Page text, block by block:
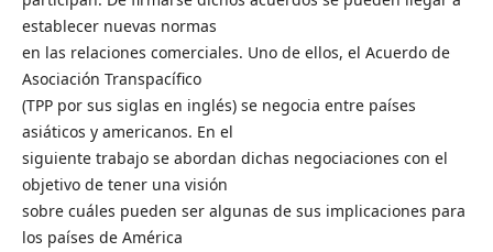
establecer nuevas normas
en las relaciones comerciales. Uno de ellos, el Acuerdo de
Asociación Transpacífico
(TPP por sus siglas en inglés) se negocia entre países
asiáticos y americanos. En el
siguiente trabajo se abordan dichas negociaciones con el
objetivo de tener una visión
sobre cuáles pueden ser algunas de sus implicaciones para
los países de América